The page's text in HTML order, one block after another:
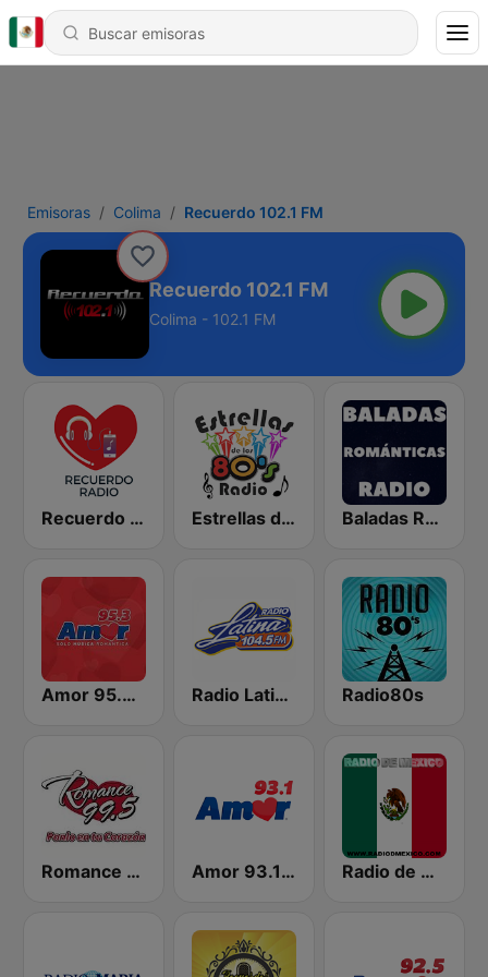
Emisoras Colima Recuerdo 102.1 FM
Recuerdo 102.1 FM
Colima - 102.1 FM
Recuerdo Radio Estrellas de los 80s Baladas Románticas Radio
Amor 95.3 FM Radio Latina 104.5 FM Radio80s
Romance 99.5 FM Amor 93.1 FM Radio de Mexico En Vivo